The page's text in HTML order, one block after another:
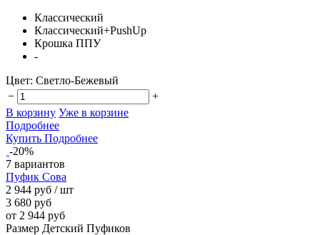
Классический
Классический+PushUp
Крошка ППУ
-
Цвет: Светло-Бежевый
−
+
В корзину Уже в корзине
Подробнее
Купить Подробнее
-20%
7 вариантов
Пуфик Сова
2 944 руб / шт
3 680 руб
от 2 944 руб
Размер Детский Пуфиков